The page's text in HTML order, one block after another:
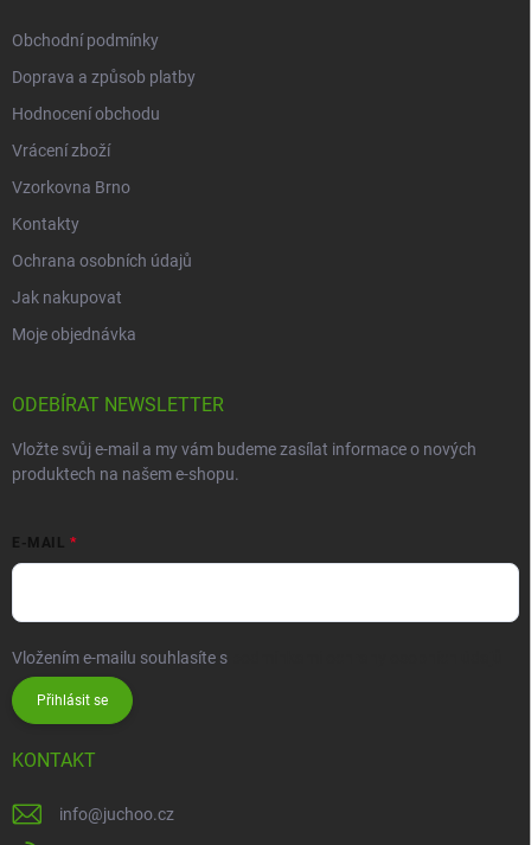
Obchodní podmínky
Doprava a způsob platby
Hodnocení obchodu
Vrácení zboží
Vzorkovna Brno
Kontakty
Ochrana osobních údajů
Jak nakupovat
Moje objednávka
ODEBÍRAT NEWSLETTER
Vložte svůj e-mail a my vám budeme zasílat informace o nových
produktech na našem e-shopu.
E-MAIL
Vložením e-mailu souhlasíte s
Přihlásit se
KONTAKT
info@juchoo.cz